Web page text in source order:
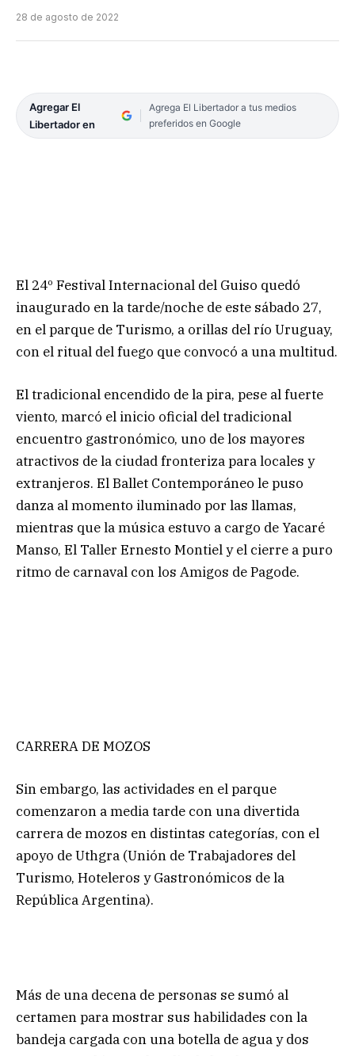
28 de agosto de 2022
Agregar El
Libertador en
Agrega El Libertador a tus medios
preferidos en Google
El 24º Festival Internacional del Guiso quedó
inaugurado en la tarde/noche de este sábado 27,
en el parque de Turismo, a orillas del río Uruguay,
con el ritual del fuego que convocó a una multitud.
El tradicional encendido de la pira, pese al fuerte
viento, marcó el inicio oficial del tradicional
encuentro gastronómico, uno de los mayores
atractivos de la ciudad fronteriza para locales y
extranjeros. El Ballet Contemporáneo le puso
danza al momento iluminado por las llamas,
mientras que la música estuvo a cargo de Yacaré
Manso, El Taller Ernesto Montiel y el cierre a puro
ritmo de carnaval con los Amigos de Pagode.
CARRERA DE MOZOS
Sin embargo, las actividades en el parque
comenzaron a media tarde con una divertida
carrera de mozos en distintas categorías, con el
apoyo de Uthgra (Unión de Trabajadores del
Turismo, Hoteleros y Gastronómicos de la
República Argentina).
Más de una decena de personas se sumó al
certamen para mostrar sus habilidades con la
bandeja cargada con una botella de agua y dos